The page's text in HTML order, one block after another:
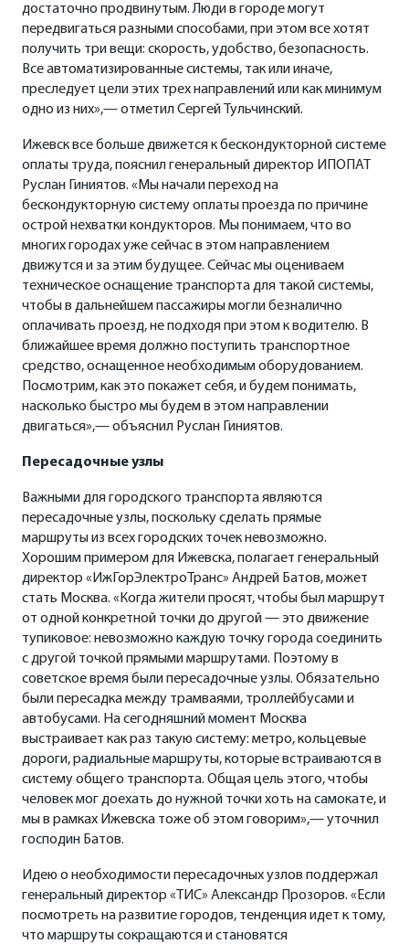
достаточно продвинутым. Люди в городе могут
передвигаться разными способами, при этом все хотят
получить три вещи: скорость, удобство, безопасность.
Все автоматизированные системы, так или иначе,
преследует цели этих трех направлений или как минимум
одно из них»,— отметил Сергей Тульчинский.
Ижевск все больше движется к бескондукторной системе
оплаты труда, пояснил генеральный директор ИПОПАТ
Руслан Гиниятов. «Мы начали переход на
бескондукторную систему оплаты проезда по причине
острой нехватки кондукторов. Мы понимаем, что во
многих городах уже сейчас в этом направлением
движутся и за этим будущее. Сейчас мы оцениваем
техническое оснащение транспорта для такой системы,
чтобы в дальнейшем пассажиры могли безналично
оплачивать проезд, не подходя при этом к водителю. В
ближайшее время должно поступить транспортное
средство, оснащенное необходимым оборудованием.
Посмотрим, как это покажет себя, и будем понимать,
насколько быстро мы будем в этом направлении
двигаться»,— объяснил Руслан Гиниятов.
Пересадочные узлы
Важными для городского транспорта являются
пересадочные узлы, поскольку сделать прямые
маршруты из всех городских точек невозможно.
Хорошим примером для Ижевска, полагает генеральный
директор «ИжГорЭлектроТранс» Андрей Батов, может
стать Москва. «Когда жители просят, чтобы был маршрут
от одной конкретной точки до другой — это движение
тупиковое: невозможно каждую точку города соединить
с другой точкой прямыми маршрутами. Поэтому в
советское время были пересадочные узлы. Обязательно
были пересадка между трамваями, троллейбусами и
автобусами. На сегодняшний момент Москва
выстраивает как раз такую систему: метро, кольцевые
дороги, радиальные маршруты, которые встраиваются в
систему общего транспорта. Общая цель этого, чтобы
человек мог доехать до нужной точки хоть на самокате, и
мы в рамках Ижевска тоже об этом говорим»,— уточнил
господин Батов.
Идею о необходимости пересадочных узлов поддержал
генеральный директор «ТИС» Александр Прозоров. «Если
посмотреть на развитие городов, тенденция идет к тому,
что маршруты сокращаются и становятся